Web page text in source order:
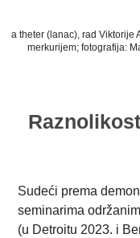
a theter (lanac), rad Viktorije
merkurijem; fotografija:
Sudeći prema
seminarima
(u Detroitu 2023. i